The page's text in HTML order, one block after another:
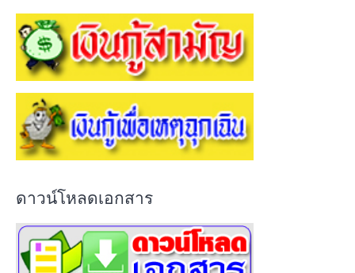
ดาวน์โหลดเอกสาร